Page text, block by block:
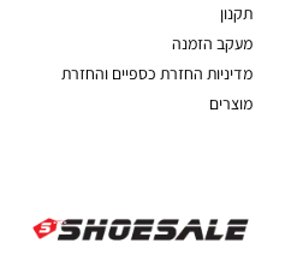
תקנון
מעקב הזמנה
מדיניות החזרת כספיים והחזרת
מוצרים